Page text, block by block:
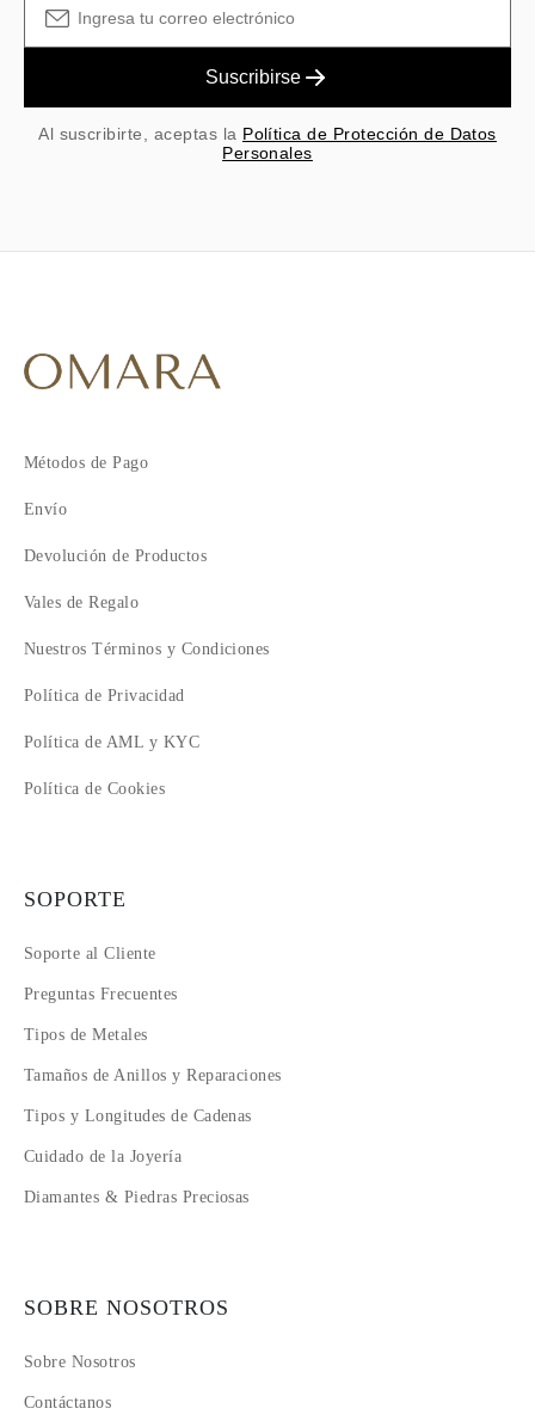
Suscribirse
Al suscribirte, aceptas la Política de Protección de Datos
Personales
Métodos de Pago
Envío
Devolución de Productos
Vales de Regalo
Nuestros Términos y Condiciones
Política de Privacidad
Política de AML y KYC
Política de Cookies
SOPORTE
Soporte al Cliente
Preguntas Frecuentes
Tipos de Metales
Tamaños de Anillos y Reparaciones
Tipos y Longitudes de Cadenas
Cuidado de la Joyería
Diamantes & Piedras Preciosas
SOBRE NOSOTROS
Sobre Nosotros
Contáctanos